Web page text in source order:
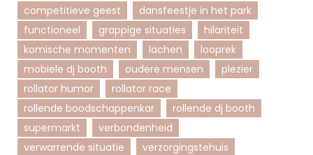
competitieve geest
dansfeestje in het park
functioneel
grappige situaties
hilariteit
komische momenten
lachen
looprek
mobiele dj booth
oudere mensen
plezier
rollator humor
rollator race
rollende boodschappenkar
rollende dj booth
supermarkt
verbondenheid
verwarrende situatie
verzorgingstehuis